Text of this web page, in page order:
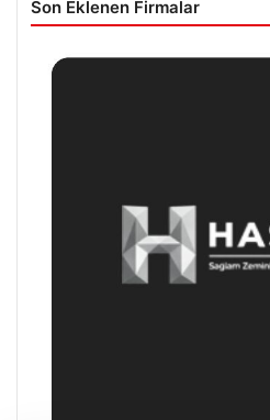
Son Eklenen Firmalar